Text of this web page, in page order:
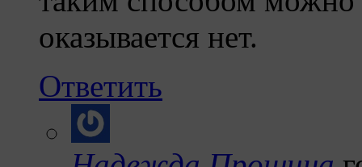
оказывается нет.
Ответить